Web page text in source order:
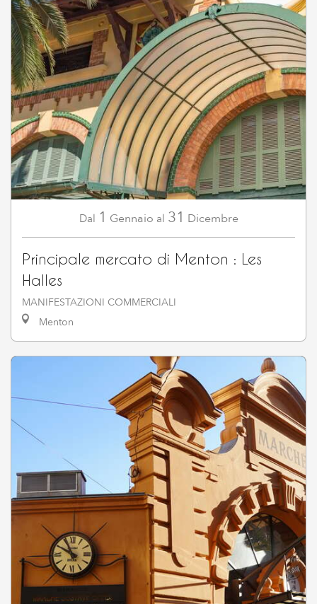
Dal 1 Gennaio al 31 Dicembre
Principale mercato di Menton : Les
Halles
MANIFESTAZIONI COMMERCIALI
Menton